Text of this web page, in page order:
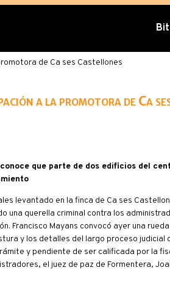
de Ca ses Castellones
a la promotora de Ca
que parte de dos edificios del
levantado en la finca de Ca ses
una querella criminal contra los
Francisco Mayans convocó ayer una
y los detalles del largo proceso judicial
y pendiente de ser calificada por la
el juez de paz de Formentera,